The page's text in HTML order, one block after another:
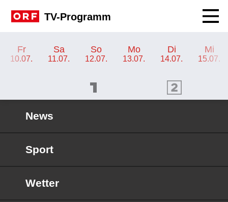
TV-Programm
Fr
10.07.
Sa
11.07.
So
12.07.
Mo
13.07.
Di
14.07.
Mi
15.07.
ORF 2 Programm
News
Sport
Wetter